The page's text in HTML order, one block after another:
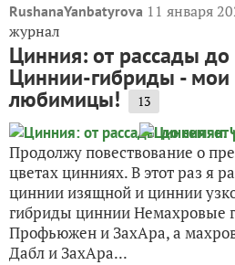
RushanaYanbatyrova 11 января
журнал
Цинния: от рассады до
Циннии-гибриды -
любимицы! 13
Продолжу повествование о
цветах цинниях. В этот раз я
циннии изящной и циннии
гибриды циннии Немахровые
Профьюжен и ЗахАра, а
Дабл и ЗахАра...